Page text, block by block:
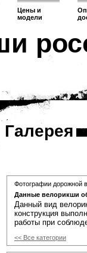
Цены и
модели
Галерея
Фотографии дорожной
Данные велорикши
Данный вид
конструкция
работы при
<< Все категории